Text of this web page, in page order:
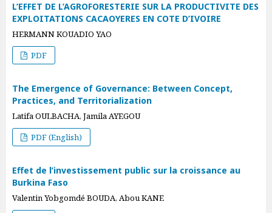
L’EFFET DE L’AGROFORESTERIE SUR LA PRODUCTIVITE DES
EXPLOITATIONS CACAOYERES EN COTE D’IVOIRE
HERMANN KOUADIO YAO
PDF
The Emergence of Governance: Between Concept,
Practices, and Territorialization
Latifa OULBACHA, Jamila AYEGOU
PDF (English)
Effet de l’investissement public sur la croissance au
Burkina Faso
Valentin Yobgomdé BOUDA, Abou KANE